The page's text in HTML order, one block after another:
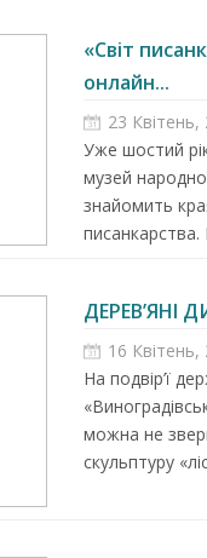
«Світ
онлайн...
23 Квітень,
Уже шостий
музей
знайомить
ДЕРЕВ’ЯНІ
16 Квітень,
На подвір’ї
можна не
скульптуру